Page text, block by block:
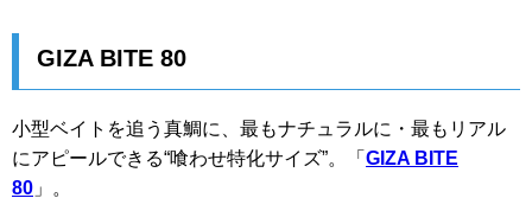
GIZA BITE 80
小型ベイトを追う真鯛に、最もナチュラルに・最もリアル
にアピールできる“喰わせ特化サイズ”。「 GIZA BITE
80 」。